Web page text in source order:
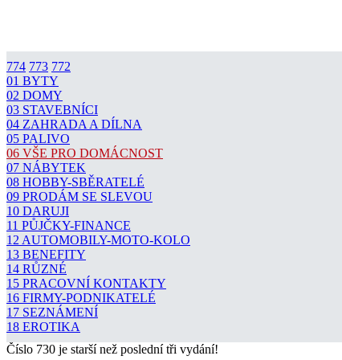
774 773 772
01 BYTY
02 DOMY
03 STAVEBNÍCI
04 ZAHRADA A DÍLNA
05 PALIVO
06 VŠE PRO DOMÁCNOST
07 NÁBYTEK
08 HOBBY-SBĚRATELÉ
09 PRODÁM SE SLEVOU
10 DARUJI
11 PŮJČKY-FINANCE
12 AUTOMOBILY-MOTO-KOLO
13 BENEFITY
14 RŮZNÉ
15 PRACOVNÍ KONTAKTY
16 FIRMY-PODNIKATELÉ
17 SEZNÁMENÍ
18 EROTIKA
Číslo 730 je starší než poslední tři vydání!